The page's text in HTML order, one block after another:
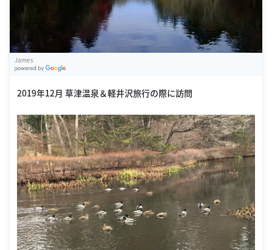
James
2019年12月 草津温泉＆軽井沢旅行の際に訪問